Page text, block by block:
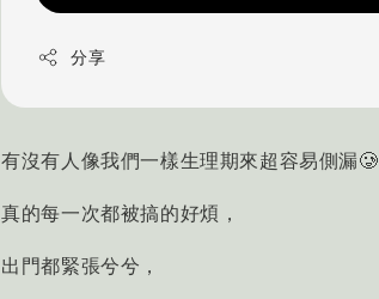
分享
有沒有人像我們一樣生理期來超容易側漏🥲
真的每一次都被搞的好煩，
出門都緊張兮兮，